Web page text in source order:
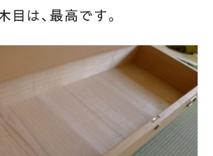
目は、最高です。